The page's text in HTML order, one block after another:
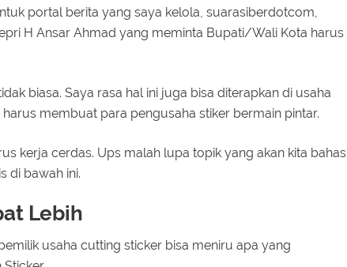
portal berita yang saya kelola, suarasiberdotcom,
H Ansar Ahmad yang meminta Bupati/Wali Kota harus
biasa. Saya rasa hal ini juga bisa diterapkan di usaha
membuat para pengusaha stiker bermain pintar.
kerja cerdas. Ups malah lupa topik yang akan kita bahas
di bawah ini.
Lebih
usaha cutting sticker bisa meniru apa yang